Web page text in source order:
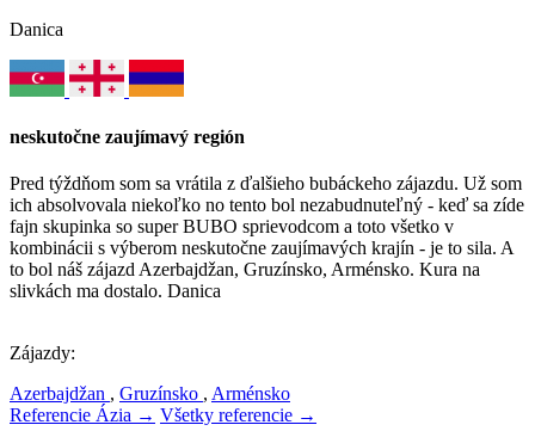
Danica
neskutočne zaujímavý región
Pred týždňom som sa vrátila z ďalšieho bubáckeho zájazdu. Už som
ich absolvovala niekoľko no tento bol nezabudnuteľný - keď sa zíde
fajn skupinka so super BUBO sprievodcom a toto všetko v
kombinácii s výberom neskutočne zaujímavých krajín - je to sila. A
to bol náš zájazd Azerbajdžan, Gruzínsko, Arménsko. Kura na
slivkách ma dostalo. Danica
Zájazdy:
Azerbajdžan , Gruzínsko , Arménsko
Referencie Ázia → Všetky referencie →